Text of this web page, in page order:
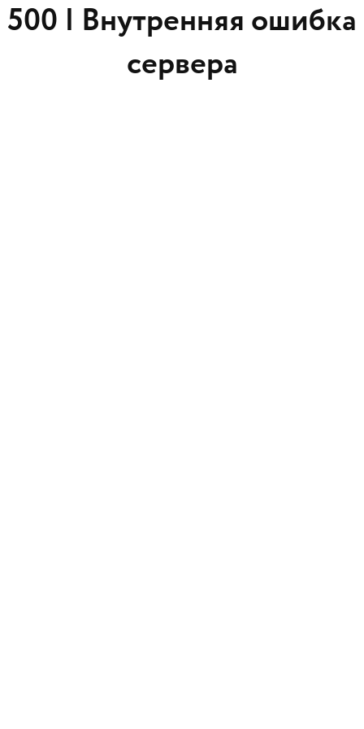
500 | Внутренняя ошибка
сервера